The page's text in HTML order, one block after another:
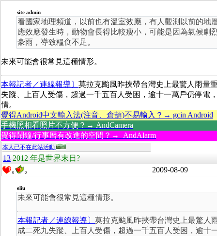
site admin
看國家地理頻道，以前也有溫室效應，有人觀測以前的地
應效應發生時，動物會長得比較瘦小，可能是因為氣候劇
豪雨，導致糧食不足。
未來可能會很常見這種情形。
本報記者／連線報導〕 莫拉克颱風昨挾帶台灣史上最驚人雨量
失蹤、上百人受傷，超過一千五百人受困，逾十一萬戶仍停電
情。
覺得Android中文輸入法(注音、倉頡)不易輸入？→ gcin Android
手機照相看照片不方便？→ AndCamera
覺得鬧鐘/行事曆有改進的空間？→ AndAlarm
本人已不在此站活動
13 2012 年是世界末日?
0 0 2009-08-09
eliu
未來可能會很常見這種情形。
本報記者／連線報導〕 莫拉克颱風昨挾帶台灣史上最驚人
成二死九失蹤、上百人受傷，超過一千五百人受困，逾十